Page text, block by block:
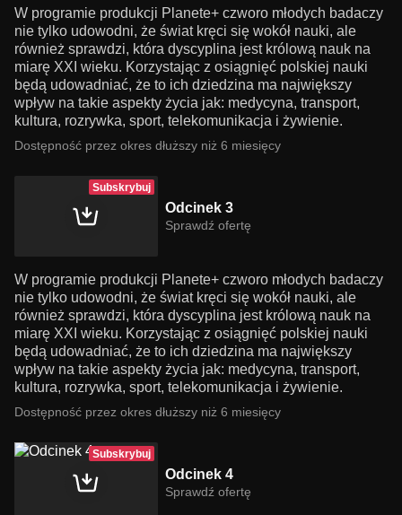
W programie produkcji Planete+ czworo młodych badaczy
nie tylko udowodni, że świat kręci się wokół nauki, ale
również sprawdzi, która dyscyplina jest królową nauk na
miarę XXI wieku. Korzystając z osiągnięć polskiej nauki
będą udowadniać, że to ich dziedzina ma największy
wpływ na takie aspekty życia jak: medycyna, transport,
kultura, rozrywka, sport, telekomunikacja i żywienie.
Dostępność przez okres dłuższy niż 6 miesięcy
Subskrybuj
Odcinek 3
Sprawdź ofertę
W programie produkcji Planete+ czworo młodych badaczy
nie tylko udowodni, że świat kręci się wokół nauki, ale
również sprawdzi, która dyscyplina jest królową nauk na
miarę XXI wieku. Korzystając z osiągnięć polskiej nauki
będą udowadniać, że to ich dziedzina ma największy
wpływ na takie aspekty życia jak: medycyna, transport,
kultura, rozrywka, sport, telekomunikacja i żywienie.
Dostępność przez okres dłuższy niż 6 miesięcy
Subskrybuj
Odcinek 4
Sprawdź ofertę